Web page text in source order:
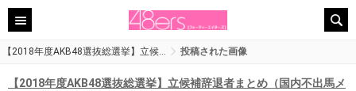
【2018年度AKB48選抜総選挙】立候… 投稿された画像
【2018年度AKB48選抜総選挙】立候補辞退者まとめ（国内不出馬メ